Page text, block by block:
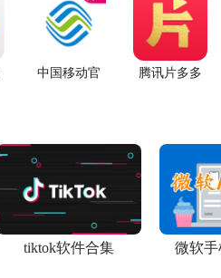
中国移动官
腾讯片多多
tiktok软件合集 微软手